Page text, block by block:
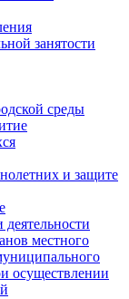
занятости
среды
и защите
местного
осуществлении